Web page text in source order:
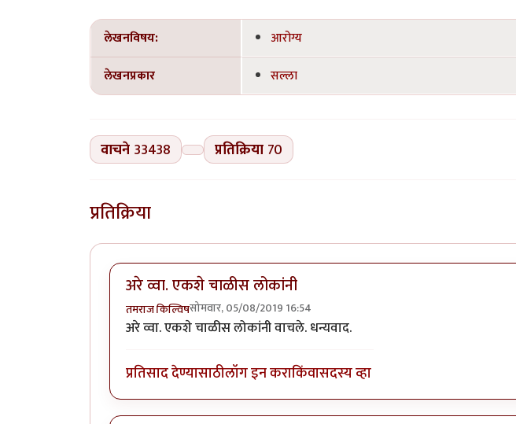
लेखनविषय:
आरोग्य
लेखनप्रकार
सल्ला
वाचने 33438 प्रतिक्रिया 70
प्रतिक्रिया
अरे व्वा. एकशे चाळीस लोकांनी
तमराज किल्विषसोमवार, 05/08/2019 16:54
अरे व्वा. एकशे चाळीस लोकांनी वाचले. धन्यवाद.
प्रतिसाद देण्यासाठीलॉग इन कराकिंवासदस्य व्हा